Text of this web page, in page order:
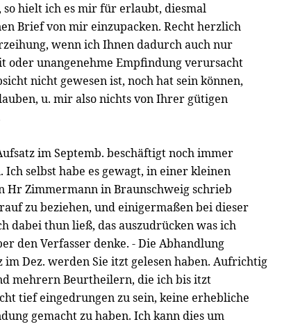
hielt ich es mir für erlaubt, diesmal
Brief von mir einzupacken. Recht herzlich
wenn ich Ihnen dadurch auch nur
oder unangenehme Empfindung verursacht
nicht gewesen ist, noch hat sein können,
u. mir also nichts von Ihrer gütigen
im Septemb. beschäftigt noch immer
Ich selbst habe es gewagt, in einer kleinen
Hr Zimmermann in Braunschweig schrieb
zu beziehen, und einigermaßen bei dieser
dabei thun ließ, das auszudrücken was ich
den Verfasser denke. - Die Abhandlung
im Dez. werden Sie itzt gelesen haben. Aufrichtig
mehrern Beurtheilern, die ich bis itzt
tief eingedrungen zu sein, keine erhebliche
gemacht zu haben. Ich kann dies um